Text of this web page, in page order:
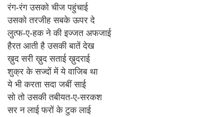
रंग-रंग उसको चीज पहुंचाई
उसको तरजीह सबके ऊपर दे
लुत्फ-ए-हक ने की इज्जत अफजाई
हैरत आती है उसकी बातें देख
ख़ुद सरी ख़ुद सताई ख़ुदराई
शुक्र के सज्दों में ये वाजिब था
ये भी करता सदा जबीं साई
सो तो उसकी तबीयत-ए-सरकश
सर न लाई फरों के टुक लाई